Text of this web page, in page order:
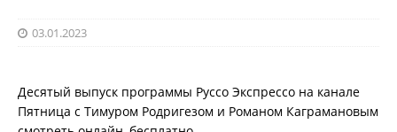
03.01.2023
Десятый выпуск программы Руссо Экспрессо на канале
Пятница с Тимуром Родригезом и Романом Каграмановым